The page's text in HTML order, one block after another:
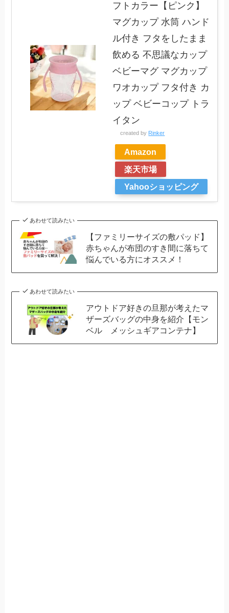
フトカラー【ピンク】
マグカップ 水筒 ハンド
ル付き フタをしたまま
飲める 不思議なカップ
ベビーマグ マグカップ
ワオカップ フタ付き カ
ップ ベビーコップ トラ
イタン
created by Rinker
Amazon
楽天市場
Yahooショッピング
あわせて読みたい
【ファミリーサイズの敷パッド】
赤ちゃんが布団のすき間に落ちて
悩んでいる方にオススメ！
あわせて読みたい
アウトドア好きの旦那が考えたマ
ザーズバッグの中身を紹介【モン
ベル メッシュギアコンテナ】